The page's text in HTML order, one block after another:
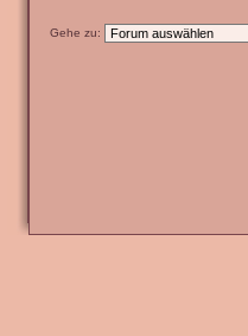
Gehe zu: